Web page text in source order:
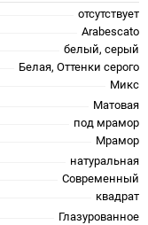
отсутствует
Arabescato
белый, серый
Белая, Оттенки серого
Микс
Матовая
под мрамор
Мрамор
натуральная
Современный
квадрат
Глазурованное